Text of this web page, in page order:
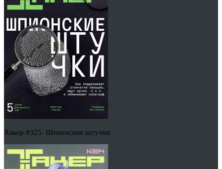
Хакер #325. Шпионские штучки